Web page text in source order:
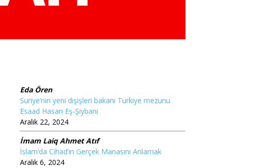
Eda Ören
Suriye’nin yeni dışişleri bakanı Türkiye mezunu
Esaad Hasan Eş-Şiybani
Aralık 22, 2024
İmam Laiq Ahmet Atıf
İslam’da Cihad’ın Gerçek Manasını Anlamak
Aralık 6, 2024